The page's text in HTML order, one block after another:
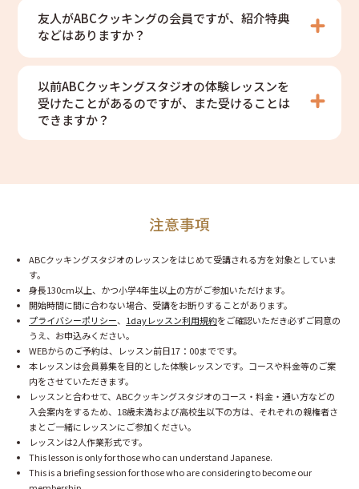
友人がABCクッキングの会員ですが、紹介特典
などはありますか？
以前ABCクッキングスタジオの体験レッスンを
受けたことがあるのですが、また受けることは
できますか？
注意事項
ABCクッキングスタジオのレッスンをはじめて受講される方を対象としていま
す。
身長130cm以上、かつ小学4年生以上の方がご参加いただけます。
開始時間に間に合わない場合、受講をお断りすることがあります。
プライバシーポリシー、 1dayレッスン利用規約をご確認いただき必ずご同意の
うえ、お申込みください。
WEBからのご予約は、レッスン前日17：00までです。
本レッスンは会員募集を目的とした体験レッスンです。コースや料金等のご案
内をさせていただきます。
レッスンと合わせて、ABCクッキングスタジオのコース・料金・通い方などの
入会案内をするため、18歳未満および高校生以下の方は、それぞれの親権者さ
まとご一緒にレッスンにご参加ください。
レッスンは2人作業形式です。
This lesson is only for those who can understand Japanese.
This is a briefing session for those who are considering to become our